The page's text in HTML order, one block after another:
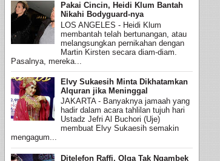
Pakai Cincin, Heidi Klum Bantah
Nikahi Bodyguard-nya
LOS ANGELES - Heidi Klum
membantah telah bertunangan, atau
melangsungkan pernikahan dengan
Martin Kirsten secara diam-diam.
Pasalnya, mereka...
Elvy Sukaesih Minta Dikhatamkan
Alquran jika Meninggal
JAKARTA - Banyaknya jamaah yang
hadir dalam acara tahlilan tujuh hari
Ustadz Jefri Al Buchori (Uje)
membuat Elvy Sukaesih semakin
mengagum...
Ditelefon Raffi, Olga Tak Ngambek